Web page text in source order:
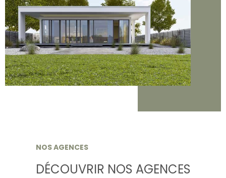
NOS AGENCES
DÉCOUVRIR NOS AGENCES